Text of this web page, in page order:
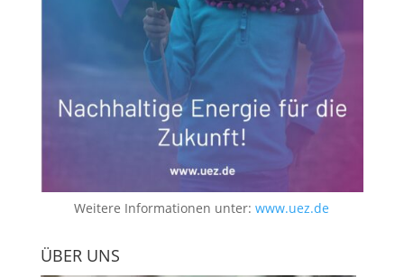
Weitere Informationen unter:www.uez.de
ÜBER UNS